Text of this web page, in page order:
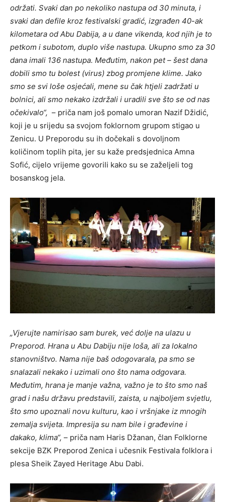
održati. Svaki dan po nekoliko nastupa od 30 minuta, i
svaki dan defile kroz festivalski gradić, izgrađen 40-ak
kilometara od Abu Dabija, a u dane vikenda, kod njih je to
petkom i subotom, duplo više nastupa. Ukupno smo za 30
dana imali 136 nastupa. Međutim, nakon pet – šest dana
dobili smo tu bolest (virus) zbog promjene klime. Jako
smo se svi loše osjećali, mene su čak htjeli zadržati u
bolnici, ali smo nekako izdržali i uradili sve što se od nas
očekivalo“, – priča nam još pomalo umoran Nazif Džidić,
koji je u srijedu sa svojom foklornom grupom stigao u
Zenicu. U Preporodu su ih dočekali s dovoljnom
količinom toplih pita, jer su kaže predsjednica Amna
Sofić, cijelo vrijeme govorili kako su se zaželjeli tog
bosanskog jela.
„Vjerujte namirisao sam burek, već dolje na ulazu u
Preporod. Hrana u Abu Dabiju nije loša, ali za lokalno
stanovništvo. Nama nije baš odogovarala, pa smo se
snalazali nekako i uzimali ono što nama odgovara.
Međutim, hrana je manje važna, važno je to što smo naš
grad i našu državu predstavili, zaista, u najboljem svjetlu,
što smo upoznali novu kulturu, kao i vršnjake iz mnogih
zemalja svijeta. Impresija su nam bile i građevine i
dakako, klima“, – priča nam Haris Džanan, član Folklorne
sekcije BZK Preporod Zenica i učesnik Festivala folklora i
plesa Sheik Zayed Heritage Abu Dabi.